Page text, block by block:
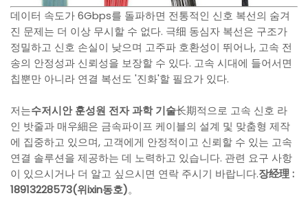
데이터 속도가 6Gbps를 돌파하면 전통적인 신호 복선의 숨겨
진 문제는 더 이상 무시할 수 없다. 극细 동심자 복선은 구조가
정밀하고 신호 손실이 낮으며 고주파 호환성이 뛰어나, 고속 전
송의 안정성과 신뢰성을 보장할 수 있다. 고속 시대에 들어서면
칩뿐만 아니라 연결 복선도 '진화'할 필요가 있다.
저는수저시안 훈성원 전자 과학 기술长期적으로 고속 신호 라
인 밧줄과 매우細은 금속파이프 케이블의 설계 및 맞춤형 제작
에 집중하고 있으며, 고객에게 안정적이고 신뢰할 수 있는 고속
연결 솔루션을 제공하는 데 노력하고 있습니다. 관련 요구 사항
이 있으시거나 더 알고 싶으시면 연락 주시기 바랍니다.장经理 :
18913228573(위ixin동호)。